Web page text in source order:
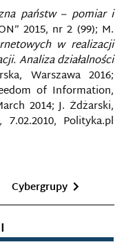
państw – pomiar i
2015, nr 2 (99); M.
w realizacji
Analiza działalności
Warszawa 2016;
of Information,
2014; J. Żdżarski,
7.02.2010, Polityka.pl
Cybergrupy